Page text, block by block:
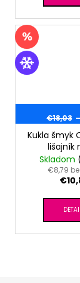
€18,03
Kukla šmyk
lišajník
Skladom
€8,79